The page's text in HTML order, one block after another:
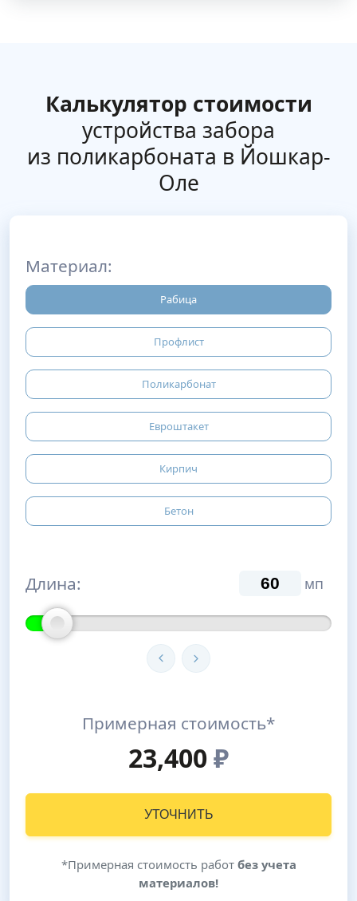
Калькулятор стоимости
устройства забора
из поликарбоната в Йошкар-
Оле
Материал:
Рабица
Профлист
Поликарбонат
Евроштакет
Кирпич
Бетон
Длина: мп
Примерная стоимость*
23,400₽
УТОЧНИТЬ
*Примерная стоимость работ без учета
материалов!